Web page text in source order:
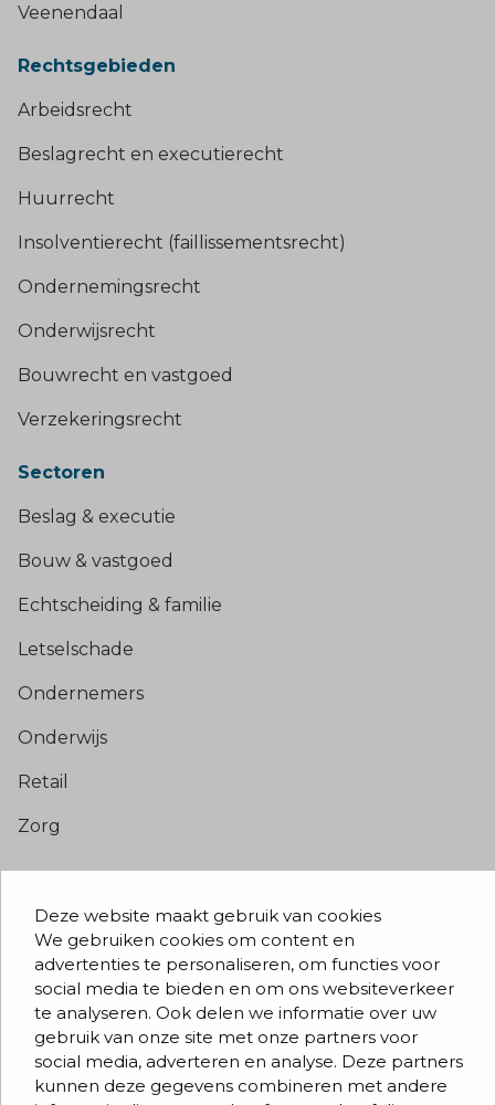
Deze website maakt gebruik van cookies
We gebruiken cookies om content en
advertenties te personaliseren, om functies voor
social media te bieden en om ons websiteverkeer
te analyseren. Ook delen we informatie over uw
gebruik van onze site met onze partners voor
social media, adverteren en analyse. Deze partners
kunnen deze gegevens combineren met andere
Veenendaal
Rechtsgebieden
Arbeidsrecht
Beslagrecht en executierecht
Huurrecht
Insolventierecht (faillissementsrecht)
Ondernemingsrecht
Onderwijsrecht
Bouwrecht en vastgoed
Verzekeringsrecht
Sectoren
Beslag & executie
Bouw & vastgoed
Echtscheiding & familie
Letselschade
Ondernemers
Onderwijs
Retail
Zorg
Blogs & nieuws
Contact
Evenementen
Team
Werken bij BVD